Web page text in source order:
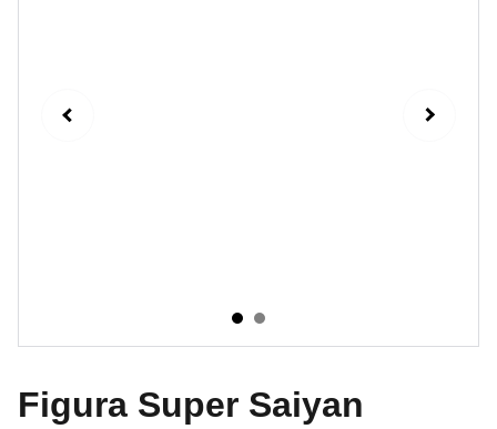
Figura Super Saiyan